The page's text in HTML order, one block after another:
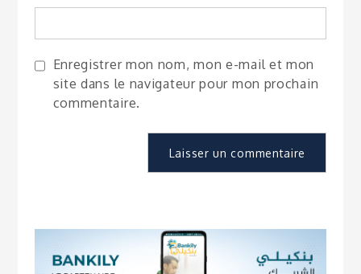
Enregistrer mon nom, mon e-mail et mon
site dans le navigateur pour mon prochain
commentaire.